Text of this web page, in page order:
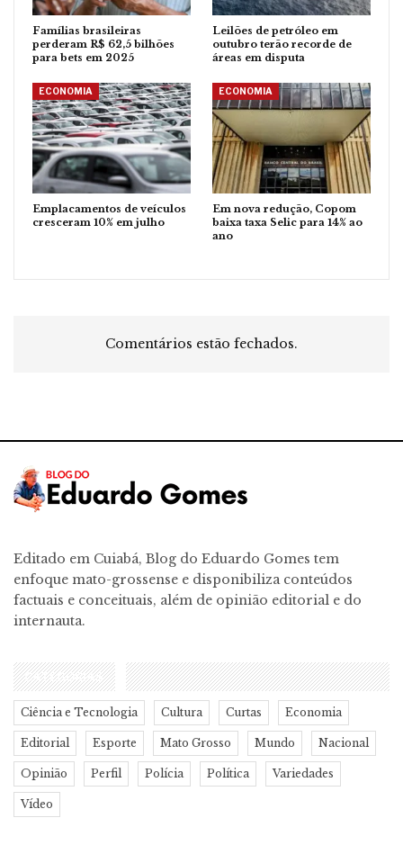
Famílias brasileiras
perderam R$ 62,5 bilhões
para bets em 2025
Leilões de petróleo em
outubro terão recorde de
áreas em disputa
ECONOMIA
Emplacamentos de veículos
cresceram 10% em julho
ECONOMIA
Em nova redução, Copom
baixa taxa Selic para 14% ao
ano
Comentários estão fechados.
Editado em Cuiabá, Blog do Eduardo Gomes tem
enfoque mato-grossense e disponibiliza conteúdos
factuais e conceituais, além de opinião editorial e do
internauta.
CATEGORIAS
Ciência e Tecnologia Cultura Curtas Economia
Editorial Esporte Mato Grosso Mundo Nacional
Opinião Perfil Polícia Política Variedades
Vídeo